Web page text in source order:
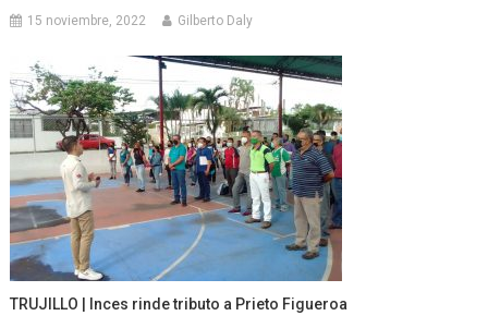
15 noviembre, 2022 Gilberto Daly
TRUJILLO | Inces rinde tributo a Prieto Figueroa